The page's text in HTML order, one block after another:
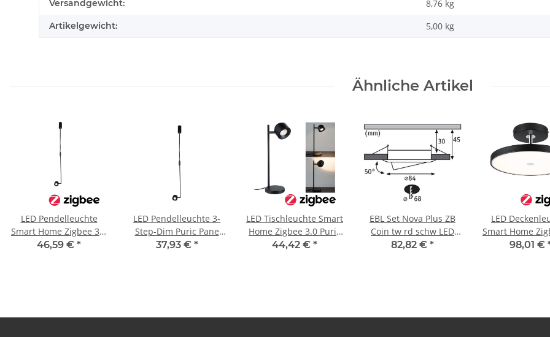
Versandgewicht: 8,76 kg
Artikelgewicht: 5,00 kg
Ähnliche Artikel
LED Pendelleuchte
Smart Home Zigbee 3.0
Puric Pane 2700K
46,59 € *
LED Pendelleuchte 3-
Step-Dim Puric Pane
2700K 600lm 9,5W
37,93 € *
LED Tischleuchte Smart
Home Zigbee 3.0 Puric
44,42 € *
EBL Set Nova Plus ZB
Coin tw rd schw LED
3x6W 230V 51mm Eisen
82,82 € *
LED
Smart Home
Hildor 2700K 2000lm98,01 €